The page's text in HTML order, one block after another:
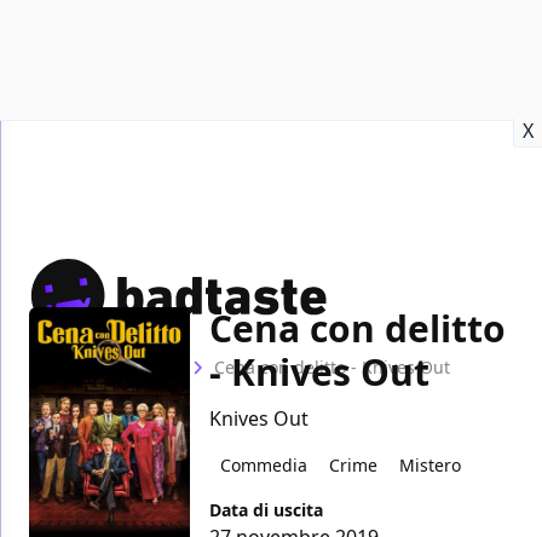
X
Home Film Cena con delitto - Knives Out
Cena con delitto
- Knives Out
Knives Out
Commedia Crime
Mistero
Data di uscita